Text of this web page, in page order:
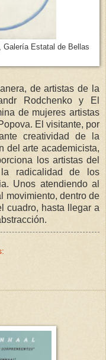
Galería Estatal de Bellas
de artistas de la
Rodchenko y El
de mujeres artistas
El visitante, por
creatividad de la
del arte academicista,
los artistas del
la radicalidad de los
Unos atendiendo al
movimiento, dentro de
cuadro, hasta llegar a